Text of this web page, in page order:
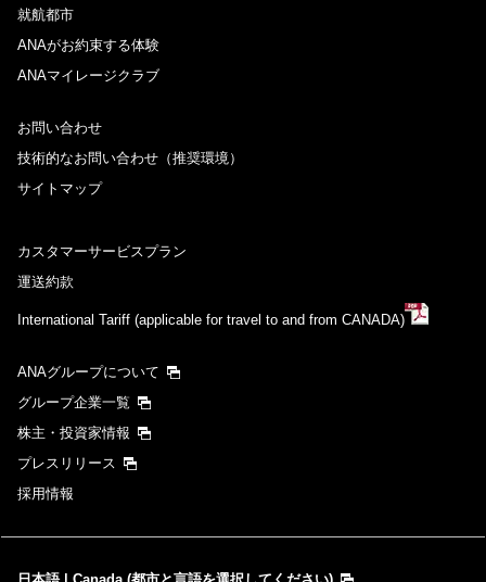
就航都市
ANAがお約束する体験
ANAマイレージクラブ
お問い合わせ
技術的なお問い合わせ（推奨環境）
サイトマップ
カスタマーサービスプラン
運送約款
International Tariff (applicable for travel to and from CANADA)
ANAグループについて
グループ企業一覧
株主・投資家情報
プレスリリース
採用情報